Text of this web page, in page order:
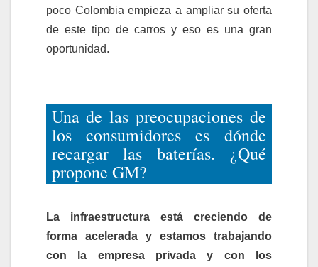
poco Colombia empieza a ampliar su oferta
de este tipo de carros y eso es una gran
oportunidad.
Una de las preocupaciones de
los consumidores es dónde
recargar las baterías. ¿Qué
propone GM?
La infraestructura está creciendo de
forma acelerada y estamos trabajando
con la empresa privada y con los